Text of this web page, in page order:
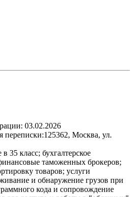
03.02.2026
переписки:125362, Москва, ул.
35 класс; бухгалтерское
таможенных брокеров;
товаров; услуги
и обнаружение грузов при
кода и сопровождение